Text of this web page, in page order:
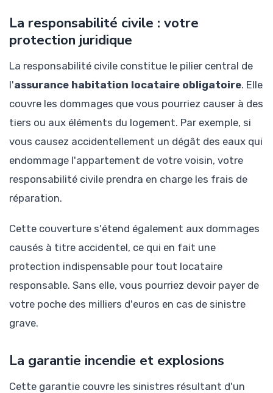
La responsabilité civile : votre
protection juridique
La responsabilité civile constitue le pilier central de
l'assurance habitation locataire obligatoire. Elle
couvre les dommages que vous pourriez causer à des
tiers ou aux éléments du logement. Par exemple, si
vous causez accidentellement un dégât des eaux qui
endommage l'appartement de votre voisin, votre
responsabilité civile prendra en charge les frais de
réparation.
Cette couverture s'étend également aux dommages
causés à titre accidentel, ce qui en fait une
protection indispensable pour tout locataire
responsable. Sans elle, vous pourriez devoir payer de
votre poche des milliers d'euros en cas de sinistre
grave.
La garantie incendie et explosions
Cette garantie couvre les sinistres résultant d'un